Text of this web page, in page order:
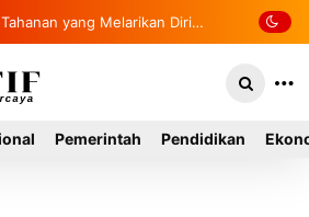
2 Tahanan yang Melarikan Diri
Dua Sambut 236
2026
Pemerintah Pendidikan